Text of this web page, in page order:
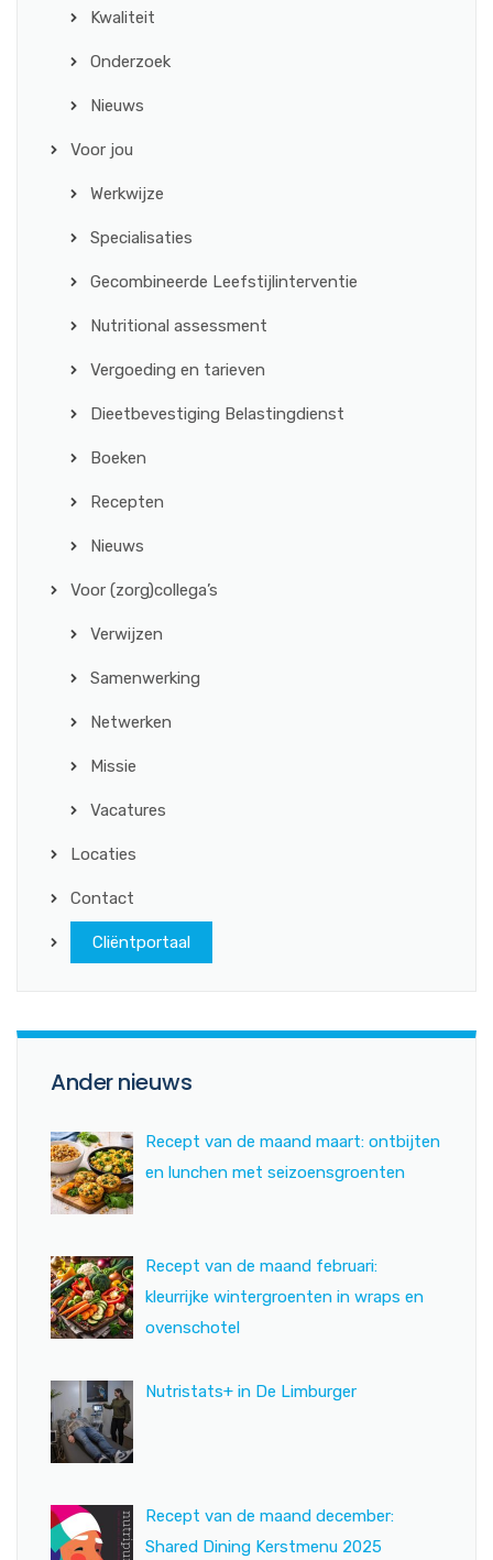
Kwaliteit
Onderzoek
Nieuws
Voor jou
Werkwijze
Specialisaties
Gecombineerde Leefstijlinterventie
Nutritional assessment
Vergoeding en tarieven
Dieetbevestiging Belastingdienst
Boeken
Recepten
Nieuws
Voor (zorg)collega’s
Verwijzen
Samenwerking
Netwerken
Missie
Vacatures
Locaties
Contact
Cliëntportaal
Ander nieuws
Recept van de maand maart: ontbijten
en lunchen met seizoensgroenten
Recept van de maand februari:
kleurrijke wintergroenten in wraps en
ovenschotel
Nutristats+ in De Limburger
Recept van de maand december:
Shared Dining Kerstmenu 2025